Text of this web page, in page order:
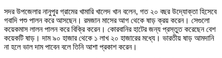
সদর উপজেলার নানুপুর গ্রামের খামারি খালেদ খান বলেন, গত ২০ বছর উদ্যোক্তা হিসেবে
গবাদি পশু পালন করে আসছেন। রমজান মাসের আগ থেকে ষাড় ক্রয় করেন। সেগুলো
কয়েকমাস লালন পালন করে বিক্রি করেন। কোরবানির হাটের জন্য প্রস্তুত করেছেন বেশ
কয়েকটি ষাড়। দাম ৯০ হাজার থেকে ১ লাখ ২০ হাজারের মধ্যে। ভারতীয় ষাড় আমদানি
না হলে ভাল দাম পাবেন বলে তিনি আশা প্রকাশ করেন।